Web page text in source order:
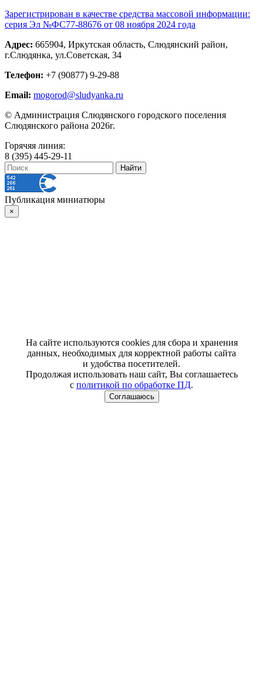
Зарегистрирован в качестве средства массовой информации:
серия Эл №ФС77-88676 от 08 ноября 2024 года
Адрес: 665904, Иркутская область, Слюдянский район,
г.Слюдянка, ул.Советская, 34
Телефон: +7 (90877) 9-29-88
Email: mogorod@sludyanka.ru
© Администрация Слюдянского городского поселения
Слюдянского района 2026г.
Горячяя линия:
8 (395) 445-29-11
Публикация миниатюры
×
На сайте используются cookies для сбора и хранения
данных, необходимых для корректной работы сайта
и удобства посетителей.
Продолжая использовать наш сайт, Вы соглашаетесь
с политикой по обработке ПД.
Соглашаюсь